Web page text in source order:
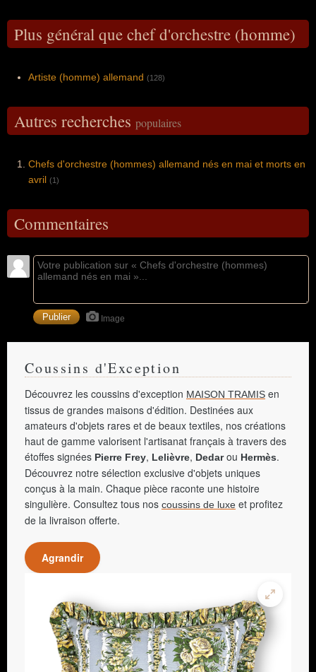
Plus général que chef d'orchestre (homme)
Artiste (homme) allemand (128)
Autres recherches populaires
Chefs d'orchestre (hommes) allemand nés en mai et morts en
avril (1)
Commentaires
Image
Coussins d'Exception
Découvrez les coussins d'exception MAISON TRAMIS en
tissus de grandes maisons d'édition. Destinées aux
amateurs d'objets rares et de beaux textiles, nos créations
haut de gamme valorisent l'artisanat français à travers des
étoffes signées Pierre Frey, Lelièvre, Dedarou Hermès.
Découvrez notre sélection exclusive d'objets uniques
conçus à la main. Chaque pièce raconte une histoire
singulière. Consultez tous nos coussins de luxe et profitez
de la livraison offerte.
Agrandir